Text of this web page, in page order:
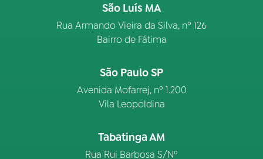
São Luís MA
Rua Armando Vieira da Silva, nº 126
Bairro de Fátima
São Paulo SP
Avenida Mofarrej, nº 1.200
Vila Leopoldina
Tabatinga AM
Rua Rui Barbosa S/Nº